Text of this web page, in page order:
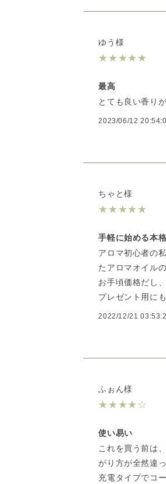
ゆう様
★★★★★
最高
とても良い香り
2023/06/12
ちゃと様
★★★★★
手軽に始める本
アロマ初心者の
たアロマオイル
お手頃価格だし
プレゼント用に
2022/12/21
ふぉん様
★★★★☆
使い易い
これを買う前は
がり方が全然違
充電タイプでコ